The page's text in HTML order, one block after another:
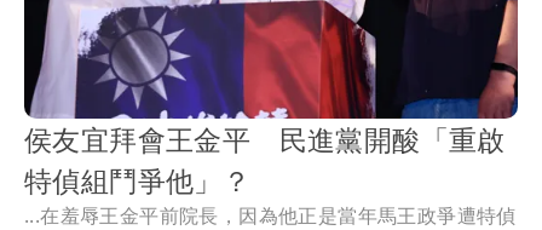
侯友宜拜會王金平 民進黨開酸「重啟
特偵組鬥爭他」？
...在羞辱王金平前院長，因為他正是當年馬王政爭遭特偵